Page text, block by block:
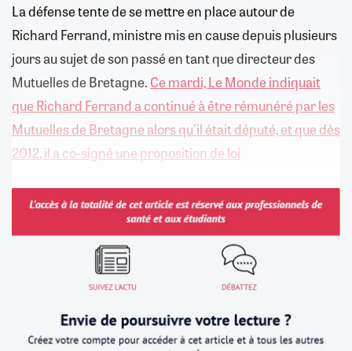
La défense tente de se mettre en place autour de
Richard Ferrand, ministre mis en cause depuis plusieurs
jours au sujet de son passé en tant que directeur des
Mutuelles de Bretagne. Ce mardi, Le Monde indiquait
que Richard Ferrand a continué à être rémunéré par les
Mutuelles de Bretagne alors qu'il était député, et que dès
2012, il a co-signé une proposition de loi